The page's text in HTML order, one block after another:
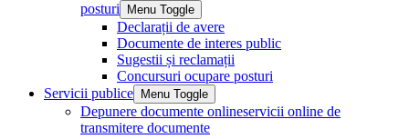
posturi
Menu Toggle
Declarații de avere
Documente de interes public
Sugestii și reclamații
Concursuri ocupare posturi
Servicii publice
Menu Toggle
Depunere documente onlineservicii online de
transmitere documente